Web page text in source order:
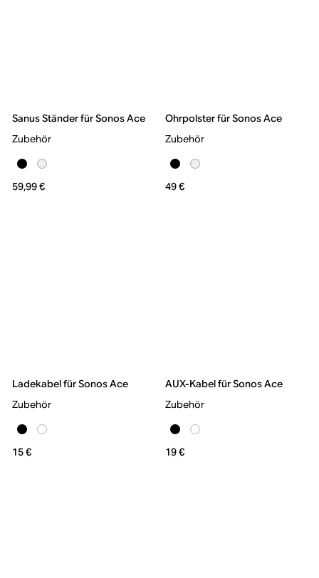
Sanus Ständer für Sonos Ace
Zubehör
59,99 €
Ohrpolster für Sonos Ace
Zubehör
49 €
Ladekabel für Sonos Ace
Zubehör
15 €
AUX-Kabel für Sonos Ace
Zubehör
19 €